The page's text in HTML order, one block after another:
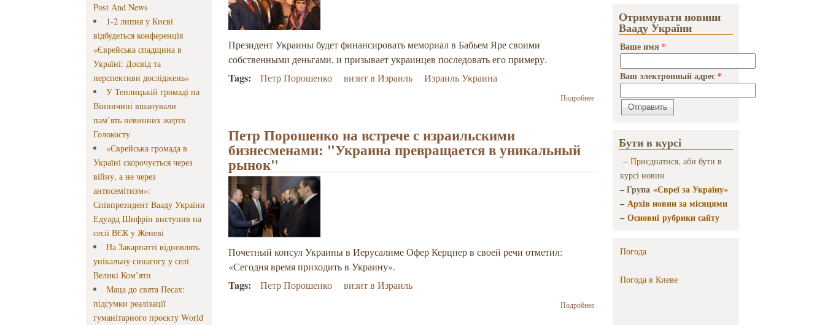
Post And News
1-2 липня у Києві
відбудеться конференція
«Єврейська спадщина в
Україні: Досвід та
перспективи досліджень»
У Теплицькій громаді на
Вінничині вшанували
пам’ять невинних жертв
Голокосту
«Єврейська громада в
Україні скорочується через
війну, а не через
антисемітизм»:
Співпрезидент Вааду України
Едуард Шифрін виступив на
сесії ВЄК у Женеві
На Закарпатті відновлять
унікальну синагогу у селі
Великі Ком’яти
Маца до свята Песах:
підсумки реалізації
гуманітарного проєкту World
Президент Украины будет финансировать мемориал в Бабьем Яре своими
собственными деньгами, и призывает украинцев последовать его примеру.
Tags: Петр Порошенко визит в Израиль Израиль Украина
Подробнеео Петр
Порошенко:
«Израиль
полагаться
на Украину,
а Украина
может
Израиль!»
Петр Порошенко на встрече с израильскими
бизнесменами: "Украина превращается в уникальный
рынок"
Почетный консул Украины в Иерусалиме Офер Керцнер в своей речи отметил:
«Сегодня время приходить в Украину».
Tags: Петр Порошенко визит в Израиль
Подробнеео Петр
Отримувати новини
Вааду України
Ваше имя *
Ваш электронный адрес *
Бути в курсі
– Приєднатися, аби бути в
курсі новин
– Група «Євреї за Україну»
–Архів новин за місяцями
–Основні рубрики сайту
Погода
Погода в Киеве